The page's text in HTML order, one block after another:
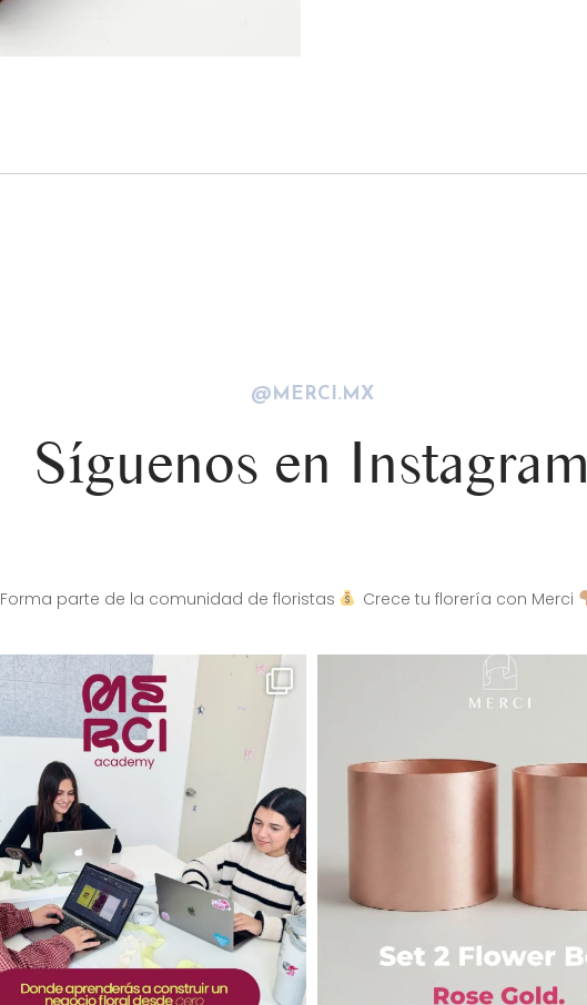
@MERCI.MX
Síguenos en Instagram
Forma parte de la comunidad de floristas Crece tu florería con Merci